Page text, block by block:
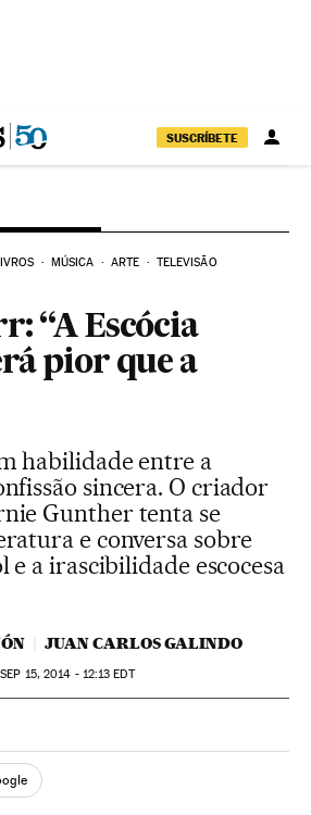
SUSCRÍBETE
MÚSICA ARTE TELEVISÃO
“A Escócia
pior que a
habilidade entre a
sincera. O criador
Gunther tenta se
e conversa sobre
a irascibilidade escocesa
JUAN CARLOS GALINDO
SEP 15, 2014 - 12:13 EDT
Twitter
Redes Sociales